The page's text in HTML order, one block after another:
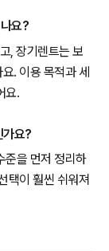
요?
, 장기렌트는 보
. 이용 목적과 세
요.
가요?
준을 먼저 정리하
택이 훨씬 쉬워져